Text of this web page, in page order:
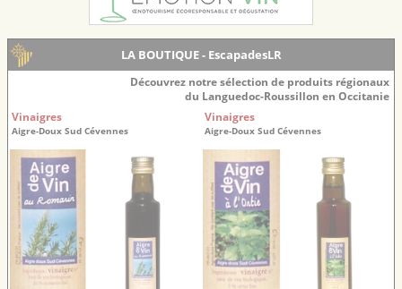
LA BOUTIQUE - EscapadesLR
Découvrez notre sélection de produits régionaux
du Languedoc-Roussillon en Occitanie
Vinaigres
Aigre-Doux Sud Cévennes
Vinaigres
Aigre-Doux Sud Cévennes